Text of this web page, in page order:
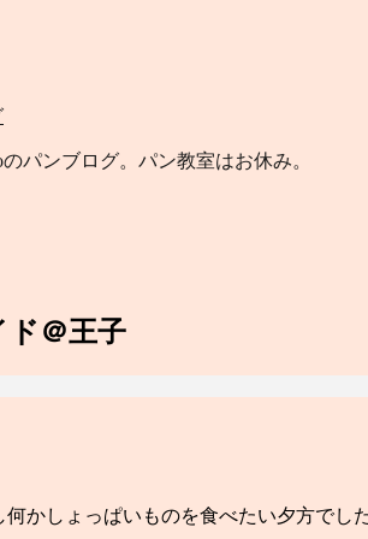
パンブログ。パン教室はお休み。
ド＠王子
かしょっぱいものを食べたい夕方でし